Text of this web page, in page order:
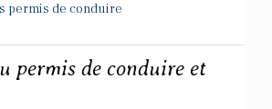
permis de conduire
permis de conduire et